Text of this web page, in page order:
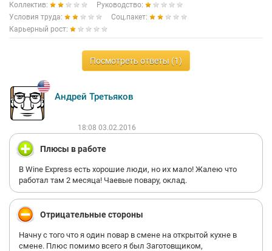
Коллектив:
Руководство:
Условия труда:
Соц.пакет:
Карьерный рост:
Посмотреть ответы (1)
Андрей Третьяков
18:08 03.02.2016
Плюсы в работе
В Wine Express есть хорошие люди, но их мало! Жалею что
работал там 2 месяца! Чаевые повару, оклад.
Отрицательные стороны
Начну с того что я один повар в смене на открытой кухне в
смене. Плюс помимо всего я был Заготовщиком,